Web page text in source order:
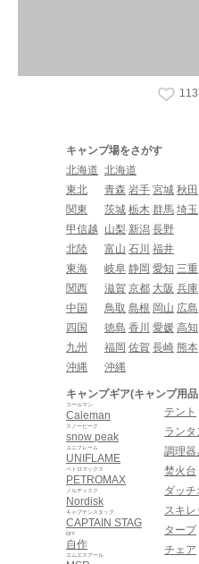
113
キャンプ場をさがす
北海道 北海道
東北
青森 岩手 宮城 秋田
関東
茨城 栃木 群馬 埼玉
甲信越
山梨 新潟 長野
北陸
富山 石川 福井
東海
岐阜 静岡 愛知 三重
関西
滋賀 京都 大阪 兵庫
中国
鳥取 島根 岡山 広島
四国
徳島 香川 愛媛 高知
九州
福岡 佐賀 長崎 熊本
沖縄
沖縄
キャンプギア(キャンプ用
Caleman
コールマン
snow peak
スノーピーク
UNIFLAME
ユニフレーム
PETROMAX
ペトロマックス
Nordisk
ノルディスク
CAPTAIN STAG
キャプテンスタッグ
自作
DIY
エムエスアール
テント
ランタ
調理器
焚火台
ダッチ
スキレ
タープ
チェア